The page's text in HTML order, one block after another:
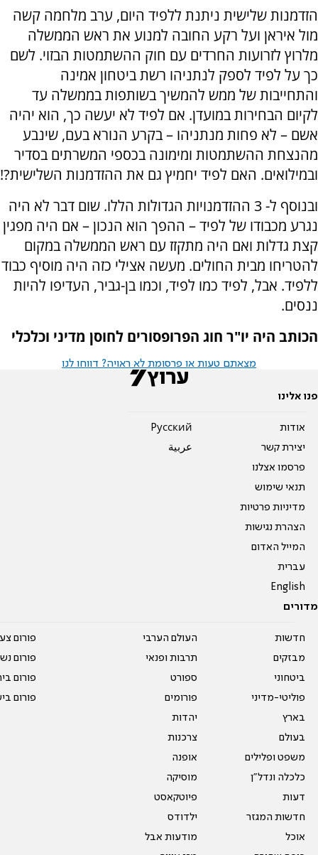
הזדמנות שלישית ניתנת ללפיד היום, ערב מלחמה קשה
מול איראן ועל רקע החובה למנוע את ראש הממשלה
מלרוץ לזרועות החרדים עם חוק ההשתמטות הבזוי. לשם
כך על לפיד לספק לנתניהו רשת ביטחון אמינה
והתחייבות של ממש להמשיך בשותפות בממשלה עד
לקיום הבחירות במועדן. אם לפיד לא יעשה כך, הוא יהיה
אשם – לא פחות מנתניהו – בקרע הנורא בעם, שינבע
מהנצחת ההשתמטות ומימונה בכספי המשרתים בסדיר
ובמילואים. האם לפיד יחמיץ גם את ההזדמנות השלישית?!
ובנוסף ל- 3 ההזדמנויות הגדולות הללו. שום דבר לא היה
נגרע מכבודו של לפיד – ההפך הוא הנכון – אם היה מפגין
קצת גדלות ואם היה מתקזז עם ראש הממשלה במקום
להטריחו מבית החולים. מעשה אצילי כזה היה מוסיף כבוד
ללפיד. אבל, לפיד כמו לפיד, וכמו בן-גביר, העדיפו להיות
ננסים.
הכותב היה יו"ר חוג הפרופסורים לחוסן מדיני וכלכלי
מצאתם טעות או פרסומת לא ראויה? דווחו לנו
פנו אלינו
אודות
יצירת קשר
פרסמו אצלנו
תנאי שימוש
מדיניות פרטיות
הצהרת נגישות
המייל האדום
עברית
English
Pусский
عربية
מדורים
חדשות
מבזקים
ביטחוני
פוליטי-מדיני
בארץ
בעולם
משפט ופלילים
כלכלה ונדל"ן
דעות
חדשות המגזר
אוכל
העולם הערבי
תרבות ופנאי
ספורט
פורומים
יהדות
צרכנות
אופנה
מוסיקה
פיוטקאסט
ילדודס
מודעות אבל
פורום
פורום
פורום
פורום